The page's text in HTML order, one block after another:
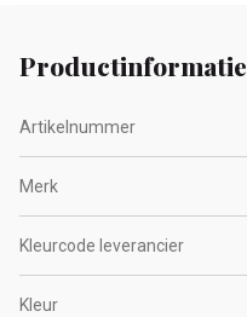
Productinformatie
Artikelnummer
Merk
Kleurcode leverancier
Kleur